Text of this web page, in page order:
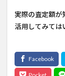
実際の査定額が
活用してみては